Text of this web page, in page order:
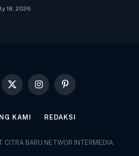
18, 2026
X
InstagramPinterest
KAMI REDAKSI
BARU NETWOR INTERMEDIA.